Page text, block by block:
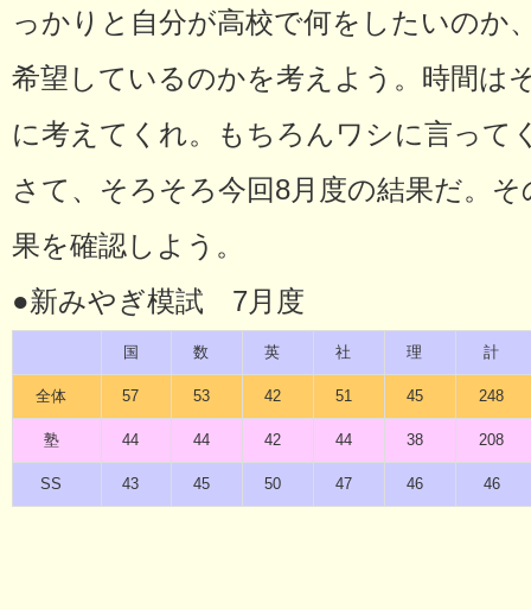
っかりと自分が高校で何をしたいのか
希望しているのかを考えよう。時間は
に考えてくれ。もちろんワシに言って
さて、そろそろ今回8月度の結果だ。
果を確認しよう。
●新みやぎ模試 7月度
国 数 英 社 理 計
全体 57 53 42 51 45 248
塾 44 44 42 44 38 208
SS 43 45 50 47 46 46